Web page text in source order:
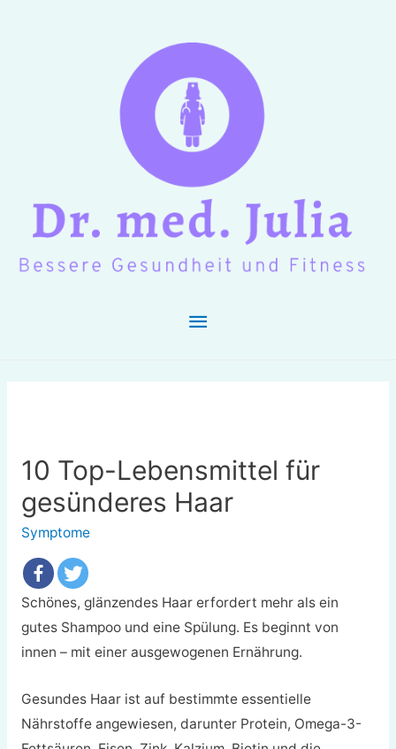
Hauptmenü
10 Top-Lebensmittel für
gesünderes Haar
Symptome
Schönes, glänzendes Haar erfordert mehr als ein
gutes Shampoo und eine Spülung. Es beginnt von
innen – mit einer ausgewogenen Ernährung.
Gesundes Haar ist auf bestimmte essentielle
Nährstoffe angewiesen, darunter Protein, Omega-3-